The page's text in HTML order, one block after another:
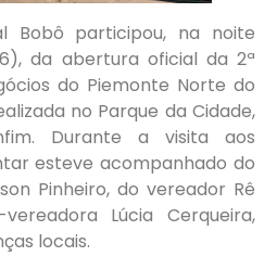
Bobô participou, na noite
da abertura oficial da 2ª
do Piemonte Norte do
no Parque da Cidade,
Durante a visita aos
esteve acompanhado do
Pinheiro, do vereador Rê
Lúcia Cerqueira,
locais.